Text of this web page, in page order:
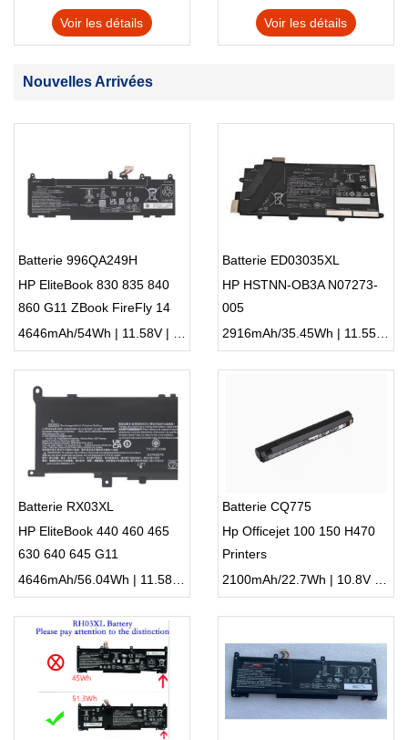
Voir les détails Voir les détails
Nouvelles Arrivées
Batterie 996QA249H
HP EliteBook 830 835 840
860 G11 ZBook FireFly 14
G11
4646mAh/54Wh | 11.58V | Li-ion ...
Batterie ED03035XL
HP HSTNN-OB3A N07273-
005
2916mAh/35.45Wh | 11.55V | Li-ion ...
Batterie RX03XL
HP EliteBook 440 460 465
630 640 645 G11
4646mAh/56.04Wh | 11.58V | Li-ion ...
Batterie CQ775
Hp Officejet 100 150 H470
Printers
2100mAh/22.7Wh | 10.8V | Li-ion ...